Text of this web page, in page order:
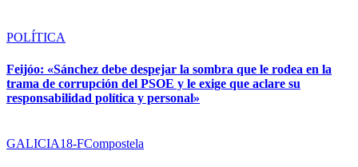
POLÍTICA
Feijóo: «Sánchez debe despejar la sombra que le rodea en la
trama de corrupción del PSOE y le exige que aclare su
responsabilidad política y personal»
GALICIA18-FCompostela